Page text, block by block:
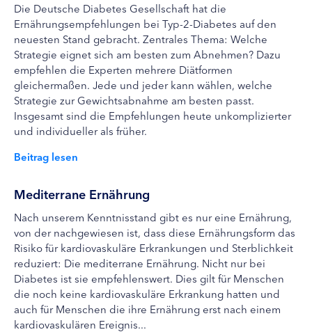
Die Deutsche Diabetes Gesellschaft hat die
Ernährungsempfehlungen bei Typ-2-Diabetes auf den
neuesten Stand gebracht. Zentrales Thema: Welche
Strategie eignet sich am besten zum Abnehmen? Dazu
empfehlen die Experten mehrere Diätformen
gleichermaßen. Jede und jeder kann wählen, welche
Strategie zur Gewichtsabnahme am besten passt.
Insgesamt sind die Empfehlungen heute unkomplizierter
und individueller als früher.
Beitrag lesen
Mediterrane Ernährung
Nach unserem Kenntnisstand gibt es nur eine Ernährung,
von der nachgewiesen ist, dass diese Ernährungsform das
Risiko für kardiovaskuläre Erkrankungen und Sterblichkeit
reduziert: Die mediterrane Ernährung. Nicht nur bei
Diabetes ist sie empfehlenswert. Dies gilt für Menschen
die noch keine kardiovaskuläre Erkrankung hatten und
auch für Menschen die ihre Ernährung erst nach einem
kardiovaskulären Ereignis...